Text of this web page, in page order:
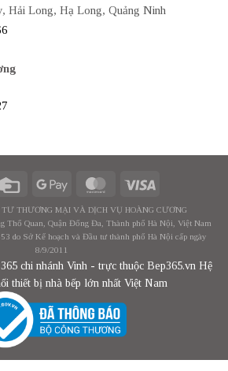
Long, Hạ Long, Quảng Ninh
THƯƠNG MẠI VÀ DỊCH VỤ HOÀNG CƯƠNG
Thổ Quan, Quận Đống Đa, Thành phố Hà Nội, Việt Nam
do Sở Kế hoạch và Đầu tư thành phố Hà Nội cấp ngày
8/9/2011
chi nhánh Vinh - trực thuộc Bep365.vn Hệ
thiết bị nhà bếp lớn nhất Việt Nam